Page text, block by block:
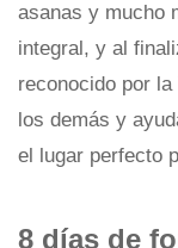
asanas y mucho
integral, y al
reconocido por
los demás y
el lugar perfecto
8 días de